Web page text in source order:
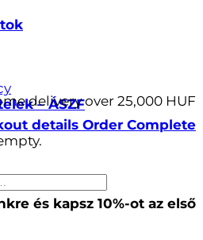
– ÁSZF
delivery over 25,000 HUF
details Order Complete
és kapsz 10%-ot az első